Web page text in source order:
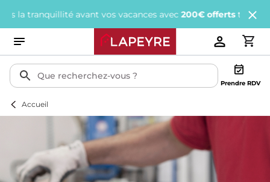
avant vos vacances avec200€ offertstous les 1
Prendre RDV
Accueil